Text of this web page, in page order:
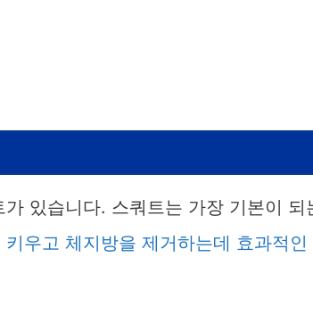
있습니다. 스쿼트는 가장 기본이 되
우고 체지방을 제거하는데 효과적